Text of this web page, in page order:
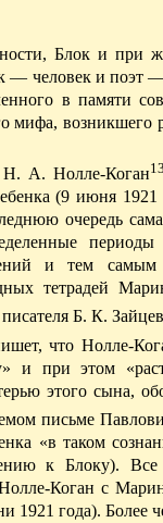
Блок и при
— человек и поэт
в памяти
мифа,
Н. А. Нолле-Коган
(9 июня
очередь
и тем
тетрадей
Б. К.
что Нолле-
и при этом
этого сына,
письме
«в таком
к Блоку). Все
Нолле-Коган с
1921 года). Более